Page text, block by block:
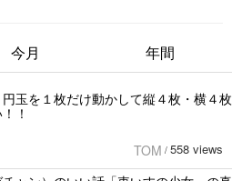
今月 年間
玉を１枚だけ動かして縦４枚・横４枚
！
TOM / 558 views